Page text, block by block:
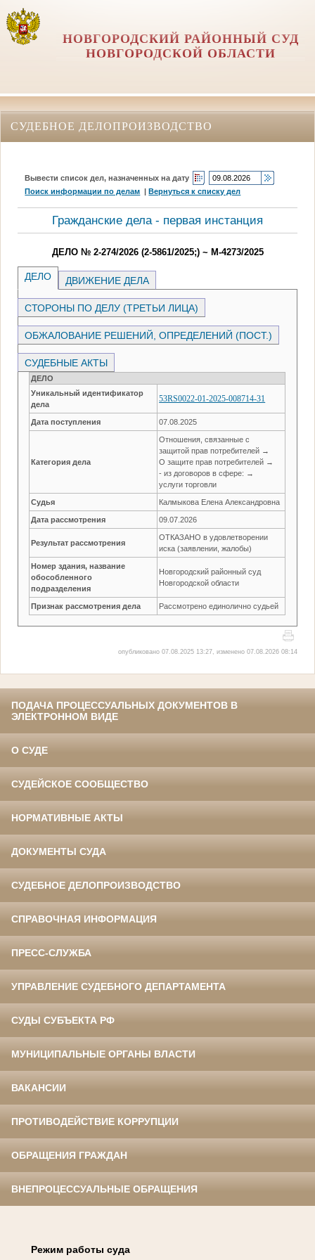
НОВГОРОДСКИЙ РАЙОННЫЙ СУД
НОВГОРОДСКОЙ ОБЛАСТИ
СУДЕБНОЕ ДЕЛОПРОИЗВОДСТВО
Вывести список дел, назначенных на дату
Поиск информации по делам |Вернуться к списку дел
Гражданские дела - первая инстанция
ДЕЛО № 2-274/2026 (2-5861/2025;) ~ М-4273/2025
ДЕЛО ДВИЖЕНИЕ ДЕЛА
СТОРОНЫ ПО ДЕЛУ (ТРЕТЬИ ЛИЦА)
ОБЖАЛОВАНИЕ РЕШЕНИЙ, ОПРЕДЕЛЕНИЙ (ПОСТ.)
СУДЕБНЫЕ АКТЫ
ДЕЛО
Уникальный идентификатор
дела
53RS0022-01-2025-008714-31
Дата поступления 07.08.2025
Категория дела
Отношения, связанные с
защитой прав потребителей →
О защите прав потребителей →
- из договоров в сфере: →
услуги торговли
Судья Калмыкова Елена Александровна
Дата рассмотрения 09.07.2026
Результат рассмотрения
ОТКАЗАНО в удовлетворении
иска (заявлении, жалобы)
Номер здания, название
обособленного
подразделения
Новгородский районный суд
Новгородской области
Признак рассмотрения дела Рассмотрено единолично судьей
опубликовано 07.08.2025 13:27, изменено 07.08.2026 08:14
ПОДАЧА ПРОЦЕССУАЛЬНЫХ ДОКУМЕНТОВ В
ЭЛЕКТРОННОМ ВИДЕ
О СУДЕ
СУДЕЙСКОЕ СООБЩЕСТВО
НОРМАТИВНЫЕ АКТЫ
ДОКУМЕНТЫ СУДА
СУДЕБНОЕ ДЕЛОПРОИЗВОДСТВО
СПРАВОЧНАЯ ИНФОРМАЦИЯ
ПРЕСС-СЛУЖБА
УПРАВЛЕНИЕ СУДЕБНОГО ДЕПАРТАМЕНТА
СУДЫ СУБЪЕКТА РФ
МУНИЦИПАЛЬНЫЕ ОРГАНЫ ВЛАСТИ
ВАКАНСИИ
ПРОТИВОДЕЙСТВИЕ КОРРУПЦИИ
ОБРАЩЕНИЯ ГРАЖДАН
ВНЕПРОЦЕССУАЛЬНЫЕ ОБРАЩЕНИЯ
Режим работы суда